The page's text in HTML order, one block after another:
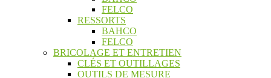
FELCO
RESSORTS
BAHCO
FELCO
BRICOLAGE ET ENTRETIEN
CLÉS ET OUTILLAGES
OUTILS DE MESURE